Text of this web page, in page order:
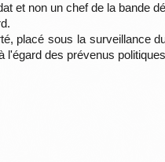
et non un chef de la bande
placé sous la surveillance
des prévenus